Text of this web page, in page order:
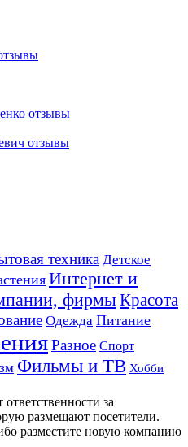
отзывы
отзывы
техника Детское
Интернет и
фирмыКрасота
Одежда Питание
Разное Спорт
Фильмы и ТВ Хобби
за
размещают посетители.
разместите новую компанию